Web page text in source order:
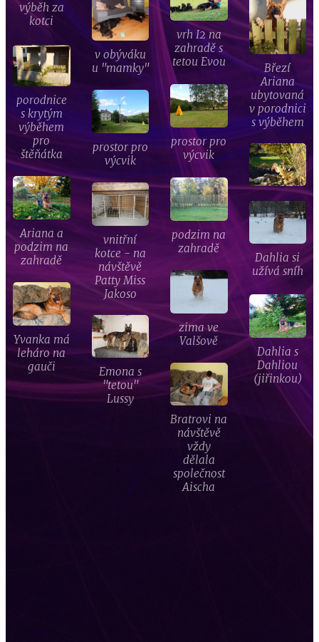
výběh za
kotci
v obýváku
u "mamky"
vrh I2 na
zahradě s
tetou Evou
Březí
Ariana
ubytovaná
v porodnici
s výběhem
porodnice
s krytým
výběhem
pro
štěňátka
prostor pro
výcvik
prostor pro
výcvik
Ariana a
podzim na
zahradě
podzim na
zahradě
vnitřní
kotce - na
návštěvě
Patty Miss
Jakoso
Dahlia si
užívá sníh
zima ve
Valšově
Yvanka má
leháro na
gauči
Dahlia s
Dahliou
(jiřinkou)
Emona s
"tetou"
Lussy
Bratrovi na
návštěvě
vždy
dělala
společnost
Aischa